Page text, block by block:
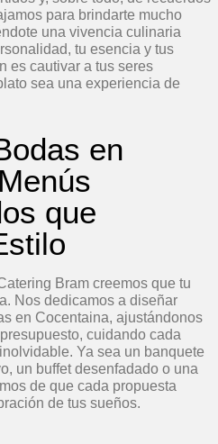
para brindarte mucho
una vivencia culinaria
tu esencia y tus
es cautivar a tus seres
sea una experiencia de
en
que
Bram creemos que tu
Nos dedicamos a diseñar
en Cocentaina, ajustándonos
cuidando cada
Ya sea un banquete
un buffet desenfadado o una
de que cada propuesta
de tus sueños.